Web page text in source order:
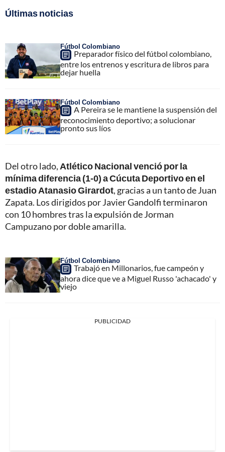
Últimas noticias
Fútbol Colombiano
Preparador físico del fútbol colombiano,
entre los entrenos y escritura de libros para
dejar huella
Fútbol Colombiano
A Pereira se le mantiene la suspensión del
reconocimiento deportivo; a solucionar
pronto sus líos
Del otro lado, Atlético Nacional venció por la
mínima diferencia (1-0) a Cúcuta Deportivo en el
estadio Atanasio Girardot, gracias a un tanto de Juan
Zapata. Los dirigidos por Javier Gandolfi terminaron
con 10 hombres tras la expulsión de Jorman
Campuzano por doble amarilla.
Fútbol Colombiano
Trabajó en Millonarios, fue campeón y
ahora dice que ve a Miguel Russo 'achacado' y
viejo
PUBLICIDAD